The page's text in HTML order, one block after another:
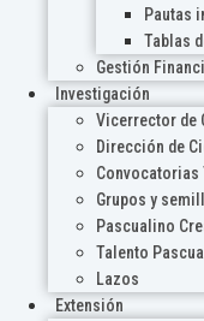
Pautas
Tablas
Gestión
Investigación
Vicerrector de
Dirección de
Convocatorias
Grupos y
Pascualino
Talento
Lazos
Extensión